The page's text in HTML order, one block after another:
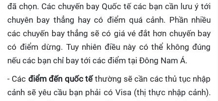
đã chọn. Các chuyến bay Quốc tế các bạn cần lưu ý tới
chuyên bay thẳng hay có điểm quá cảnh. Phần nhiều
các chuyến bay thẳng sẽ có giá vé đắt hơn chuyến bay
có điểm dừng. Tuy nhiên điều này có thể không đúng
nếu các bạn chỉ bay tới các điểm tại Đông Nam Á.
- Các điểm đến quốc tếthường sẽ cần các thủ tục nhập
cảnh sẽ yêu cầu bạn phải có Visa (thị thực nhập cảnh).